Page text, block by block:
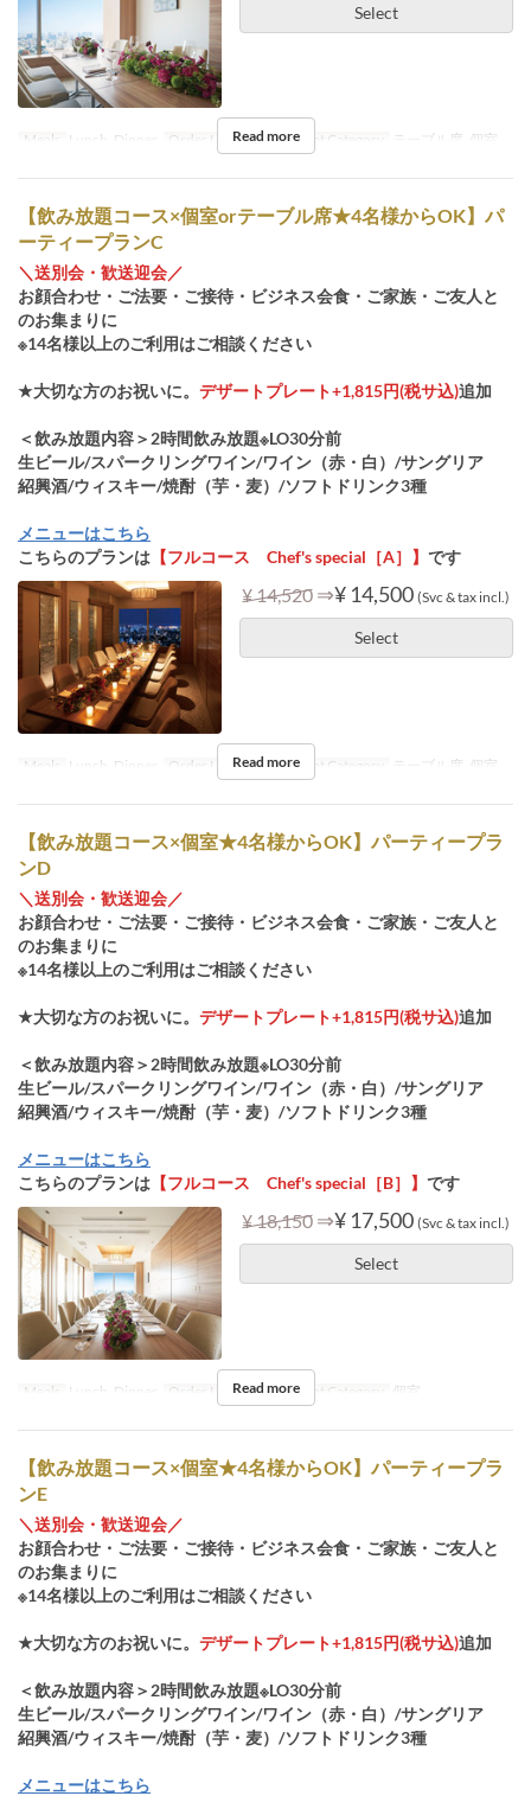
Select
Meals Lunch, Dinner Order Limit 6 ~ 14 Seat Category テーブル席, 個室
Read more
【飲み放題コース×個室orテーブル席★4名様からOK】パ
ーティープランC
＼送別会・歓送迎会／
お顔合わせ・ご法要・ご接待・ビジネス会食・ご家族・ご友人と
のお集まりに
※14名様以上のご利用はご相談ください
★大切な方のお祝いに。 デザートプレート+1,815円(税サ込)追加
＜飲み放題内容＞2時間飲み放題※LO30分前
生ビール/スパークリングワイン/ワイン（赤・白）/サングリア
紹興酒/ウィスキー/焼酎（芋・麦）/ソフトドリンク3種
メニューはこちら
こちらのプランは 【フルコース Chef's special［A］】 です
¥ 14,520 ⇒¥ 14,500 (Svc & tax incl.)
Select
Meals Lunch, Dinner Order Limit 4 ~ 14 Seat Category テーブル席, 個室
Read more
【飲み放題コース×個室★4名様からOK】パーティープラ
ンD
＼送別会・歓送迎会／
お顔合わせ・ご法要・ご接待・ビジネス会食・ご家族・ご友人と
のお集まりに
※14名様以上のご利用はご相談ください
★大切な方のお祝いに。 デザートプレート+1,815円(税サ込)追加
＜飲み放題内容＞2時間飲み放題※LO30分前
生ビール/スパークリングワイン/ワイン（赤・白）/サングリア
紹興酒/ウィスキー/焼酎（芋・麦）/ソフトドリンク3種
メニューはこちら
こちらのプランは 【フルコース Chef's special［B］】 です
¥ 18,150 ⇒¥ 17,500 (Svc & tax incl.)
Select
Meals Lunch, Dinner Order Limit 4 ~ 14 Seat Category 個室
Read more
【飲み放題コース×個室★4名様からOK】パーティープラ
ンE
＼送別会・歓送迎会／
お顔合わせ・ご法要・ご接待・ビジネス会食・ご家族・ご友人と
のお集まりに
※14名様以上のご利用はご相談ください
★大切な方のお祝いに。 デザートプレート+1,815円(税サ込)追加
＜飲み放題内容＞2時間飲み放題※LO30分前
生ビール/スパークリングワイン/ワイン（赤・白）/サングリア
紹興酒/ウィスキー/焼酎（芋・麦）/ソフトドリンク3種
メニューはこちら